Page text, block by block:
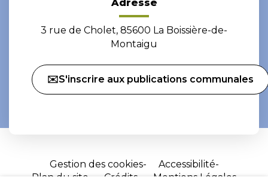
Adresse
3 rue de Cholet, 85600 La Boissière-de-
Montaigu
✉️S'inscrire aux publications communales
Gestion des cookies
Accessibilité
Plan du site
Crédits Mentions Légales